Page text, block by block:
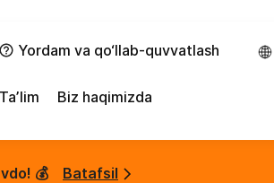
Yordam va qo‘llab-quvvatlash
Taʼlim Biz haqimizda
💰 Batafsil